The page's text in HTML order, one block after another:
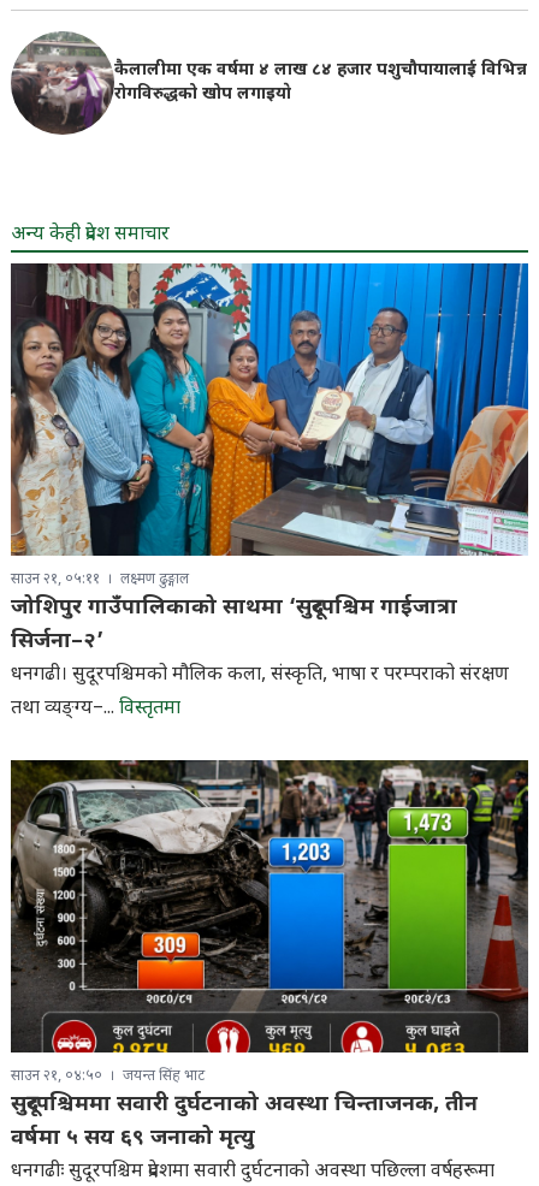
कैलालीमा एक वर्षमा ४ लाख ८४ हजार पशुचौपायालाई विभिन्न
रोगविरुद्धको खोप लगाइयाे
अन्य केही प्रदेश समाचार
साउन २१, ०५:११ लक्ष्मण ढुङ्गाल
जोशिपुर गाउँपालिकाको साथमा ‘सुदूरपश्चिम गाईजात्रा
सिर्जना–२’
धनगढी। सुदूरपश्चिमको मौलिक कला, संस्कृति, भाषा र परम्पराको संरक्षण
तथा व्यङ्ग्य–... विस्तृतमा
साउन २१, ०४:५० जयन्त सिंह भाट
सुदूरपश्चिममा सवारी दुर्घटनाको अवस्था चिन्ताजनक, तीन
वर्षमा ५ सय ६९ जनाको मृत्यु
धनगढीः सुदूरपश्चिम प्रदेशमा सवारी दुर्घटनाको अवस्था पछिल्ला वर्षहरूमा